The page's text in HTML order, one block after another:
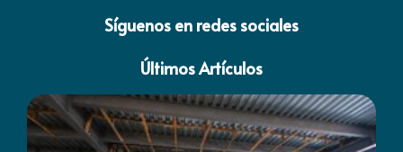
Síguenos en redes sociales
Últimos Artículos